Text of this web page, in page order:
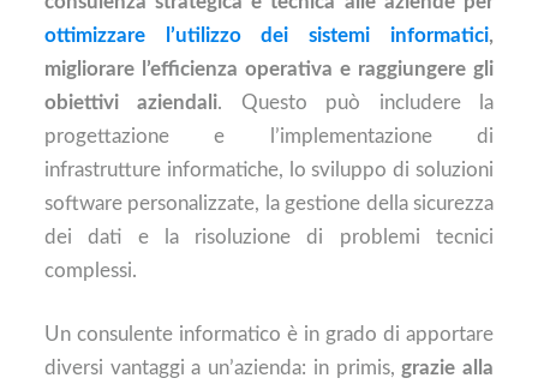
ottimizzare l’utilizzo dei sistemi informatici,
migliorare l’efficienza operativa e raggiungere gli
obiettivi aziendali. Questo può includere la
progettazione e l’implementazione di
infrastrutture informatiche, lo sviluppo di soluzioni
software personalizzate, la gestione della sicurezza
dei dati e la risoluzione di problemi tecnici
complessi.
Un consulente informatico è in grado di apportare
diversi vantaggi a un’azienda: in primis, grazie alla